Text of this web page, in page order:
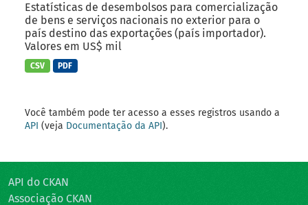
Estatísticas de desembolsos para comercialização
de bens e serviços nacionais no exterior para o
país destino das exportações (país importador).
Valores em US$ mil
CSV PDF
Você também pode ter acesso a esses registros usando a
API (veja Documentação da API).
API do CKAN
Associação CKAN